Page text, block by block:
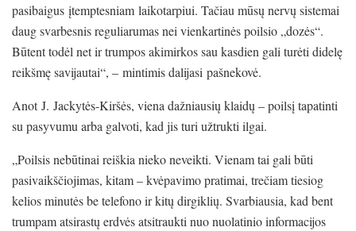
pasibaigus įtemptesniam laikotarpiui. Tačiau mūsų nervų sistemai
daug svarbesnis reguliarumas nei vienkartinės poilsio „dozės“.
Būtent todėl net ir trumpos akimirkos sau kasdien gali turėti didelę
reikšmę savijautai“, – mintimis dalijasi pašnekovė.
Anot J. Jackytės-Kiršės, viena dažniausių klaidų – poilsį tapatinti
su pasyvumu arba galvoti, kad jis turi užtrukti ilgai.
„Poilsis nebūtinai reiškia nieko neveikti. Vienam tai gali būti
pasivaikščiojimas, kitam – kvėpavimo pratimai, trečiam tiesiog
kelios minutės be telefono ir kitų dirgiklių. Svarbiausia, kad bent
trumpam atsirastų erdvės atsitraukti nuo nuolatinio informacijos